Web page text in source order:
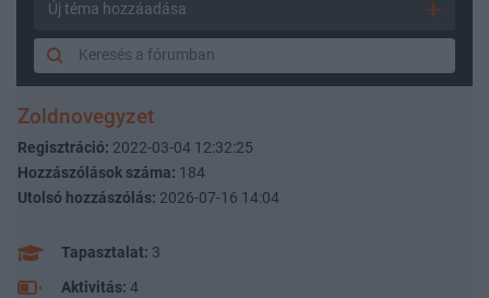
Új téma hozzáadása
Zoldnovegyzet
Regisztráció: 2022-03-04 12:32:25
Hozzászólások száma: 184
Utolsó hozzászólás: 2026-07-16 14:04
Tapasztalat: 3
Aktivitás: 4